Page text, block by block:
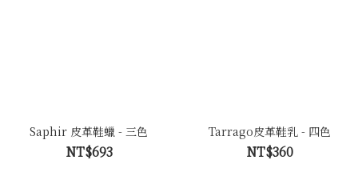
Saphir 皮革鞋蠟 - 三色
NT$693
Tarrago皮革鞋乳 - 四色
NT$360